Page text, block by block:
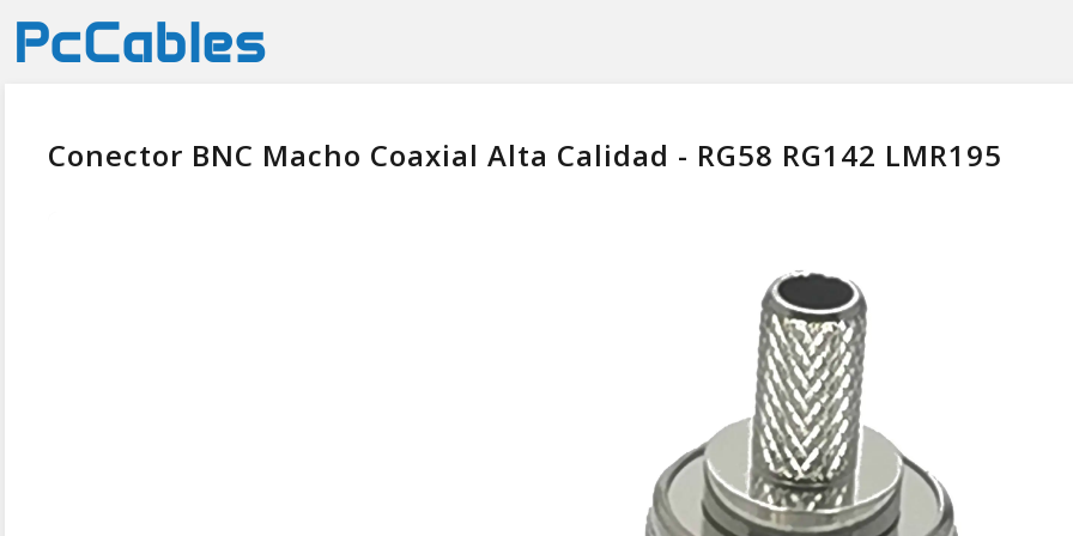
Conector BNC Macho Coaxial Alta Calidad - RG58 RG142 LMR195